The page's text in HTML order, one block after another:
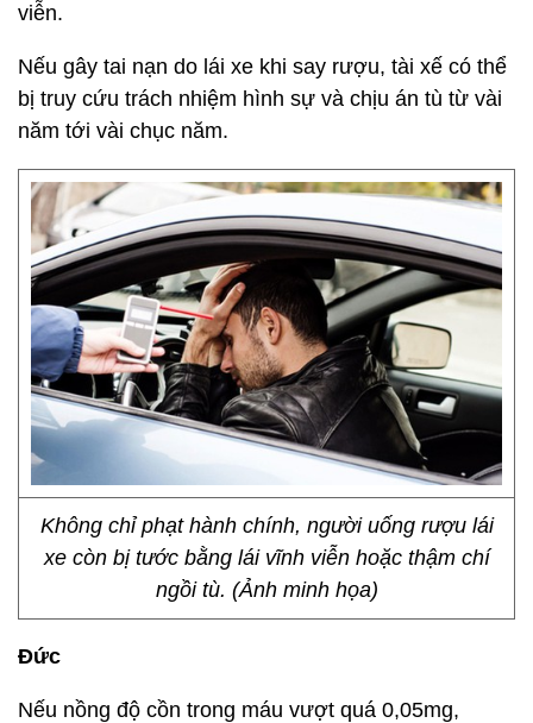
viễn.
Nếu gây tai nạn do lái xe khi say rượu, tài xế có thể
bị truy cứu trách nhiệm hình sự và chịu án tù từ vài
năm tới vài chục năm.
Không chỉ phạt hành chính, người uống rượu lái
xe còn bị tước bằng lái vĩnh viễn hoặc thậm chí
ngồi tù. (Ảnh minh họa)
Đức
Nếu nồng độ cồn trong máu vượt quá 0,05mg,